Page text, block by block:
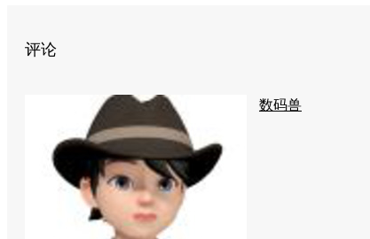
评论
数码兽